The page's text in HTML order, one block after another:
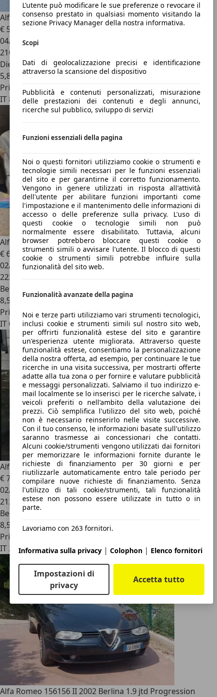
L’utente può modificare le sue preferenze o revocare il
consenso prestato in qualsiasi momento visitando la
sezione Privacy Manager della nostra informativa.
Scopi
Dati di geolocalizzazione precisi e identificazione
attraverso la scansione del dispositivo
Pubblicità e contenuti personalizzati, misurazione
delle prestazioni dei contenuti e degli annunci,
ricerche sul pubblico, sviluppo di servizi
Funzioni essenziali della pagina
Noi o questi fornitori utilizziamo cookie o strumenti e
tecnologie simili necessari per le funzioni essenziali
del sito e per garantirne il corretto funzionamento.
Vengono in genere utilizzati in risposta all'attività
dell'utente per abilitare funzioni importanti come
l'impostazione e il mantenimento delle informazioni di
accesso o delle preferenze sulla privacy. L'uso di
questi cookie o tecnologie simili non può
normalmente essere disabilitato. Tuttavia, alcuni
browser potrebbero bloccare questi cookie o
strumenti simili o avvisare l'utente. Il blocco di questi
cookie o strumenti simili potrebbe influire sulla
funzionalità del sito web.
Funzionalità avanzate della pagina
Noi e terze parti utilizziamo vari strumenti tecnologici,
inclusi cookie e strumenti simili sul nostro sito web,
per offrirti funzionalità estese del sito e garantire
un'esperienza utente migliorata. Attraverso queste
funzionalità estese, consentiamo la personalizzazione
della nostra offerta, ad esempio, per continuare le tue
ricerche in una visita successiva, per mostrarti offerte
adatte alla tua zona o per fornire e valutare pubblicità
e messaggi personalizzati. Salviamo il tuo indirizzo e-
mail localmente se lo inserisci per le ricerche salvate, i
veicoli preferiti o nell'ambito della valutazione dei
prezzi. Ciò semplifica l'utilizzo del sito web, poiché
non è necessario reinserirlo nelle visite successive.
Con il tuo consenso, le informazioni basate sull'utilizzo
saranno trasmesse ai concessionari che contatti.
Alcuni cookie/strumenti vengono utilizzati dai fornitori
per memorizzare le informazioni fornite durante le
richieste di finanziamento per 30 giorni e per
riutilizzarle automaticamente entro tale periodo per
compilare nuove richieste di finanziamento. Senza
l'utilizzo di tali cookie/strumenti, tali funzionalità
estese non possono essere utilizzate in tutto o in
parte.
Lavoriamo con 263 fornitori.
Informativa sulla privacy | Colophon | Elenco fornitori
Impostazioni di
privacy
Accetta tutto
Alfa Romeo 156156 1.9 jtd Distinctive
€ 550
04/2000
210.000 km
Diesel
5,8 l/100 km (comb.)
Privato
IT 87100
Alfa Romeo 156 1.8 ts 16v Progression
€ 650
02/2003
223.000 km
Benzina
8,5 l/100 km (comb.)
Privato
IT 00145
Alfa Romeo 1562.0 ts 16v
€ 750
02/1999
212.000 km
Benzina
8,5 l/100 km (comb.)
Privato
IT 20146
Alfa Romeo 156156 II 2002 Berlina 1.9 jtd Progression